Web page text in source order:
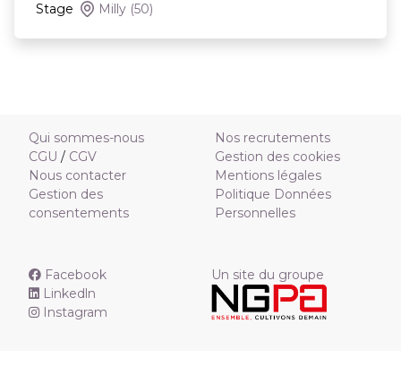
Stage Milly (50)
Qui sommes-nous
CGU / CGV
Nous contacter
Gestion des
consentements
Nos recrutements
Gestion des cookies
Mentions légales
Politique Données
Personnelles
Facebook
Linkedln
Instagram
Un site du groupe